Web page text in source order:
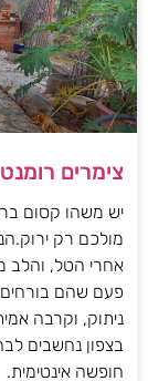
צימרים
יש משהו קסום
מולכם רק
אחרי הטל, והלב
פעם שהם
ניתוק, וקרבה
בצפון נחשבים
חופשה אינטימית.